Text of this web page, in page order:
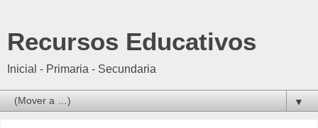
Recursos Educativos
Inicial - Primaria - Secundaria
▼